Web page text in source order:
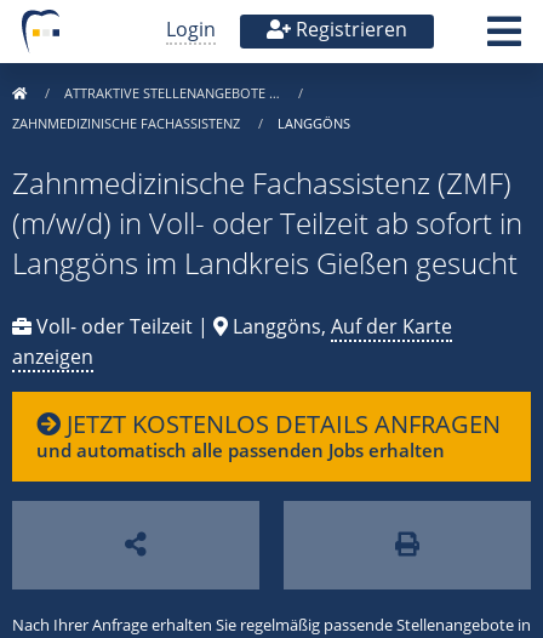
Login Registrieren
ATTRAKTIVE STELLENANGEBOTE …
ZAHNMEDIZINISCHE FACHASSISTENZ
LANGGÖNS
Zahnmedizinische Fachassistenz (ZMF)
(m/w/d) in Voll- oder Teilzeit ab sofort in
Langgöns im Landkreis Gießen gesucht
Voll- oder Teilzeit | Langgöns, Auf der Karte
anzeigen
JETZT KOSTENLOS DETAILS ANFRAGEN
und automatisch alle passenden Jobs erhalten
Nach Ihrer Anfrage erhalten Sie regelmäßig passende Stellenangebote in